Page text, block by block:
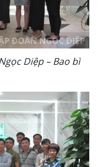
Diệp – Bao bì